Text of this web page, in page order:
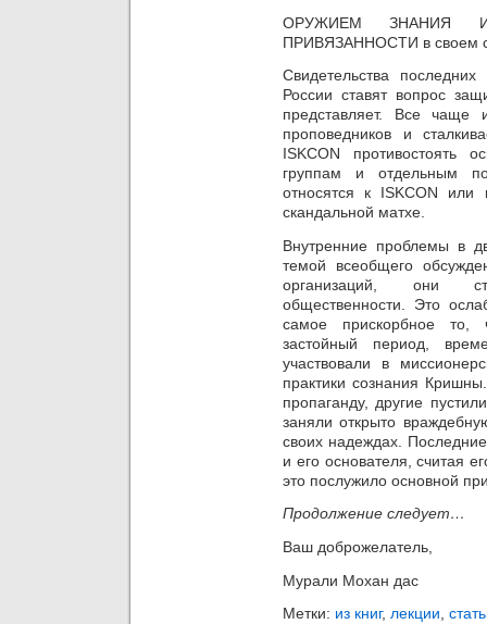
ОРУЖИЕМ ЗНАНИЯ
ПРИВЯЗАННОСТИ в своем
Свидетельства последних
России ставят вопрос
представляет.
Все чаще
проповедников и
ISKCON противостоять
группам и отдельным
относятся к ISKCON
или
скандальной матхе.
Внутренние проблемы в
темой всеобщего
организаций, они
общественности. Это
самое прискорбное то,
застойный период,
участвовали в
практики сознания
пропаганду, другие
заняли открыто
своих надеждах.
и его основателя, считая
это послужило основной
Продолжение следует…
Ваш доброжелатель,
Мурали Мохан дас
Метки: из книг, лекции